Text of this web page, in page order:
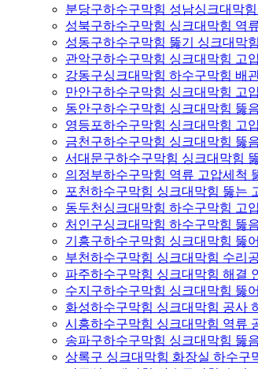
분당구하수구막힘 성남싱크대막
성북구하수구막힘 싱크대막힘 역
성동구하수구막힘 뚫기 싱크대막
관악구하수구막힘 싱크대막힘 고
강동구싱크대막힘 하수구막힘 배
만안구하수구막힘 싱크대막힘 고
동안구하수구막힘 싱크대막힘 뚫
영등포하수구막힘 싱크대막힘 고
금천구하수구막힘 싱크대막힘 뚫
서대문구하수구막힘 싱크대막힘
의정부하수구막힘 역류 고압세척
포천하수구막힘 싱크대막힘 뚫는
동두천싱크대막힘 하수구막힘 고
처인구싱크대막힘 하수구막힘 뚫
기흥구하수구막힘 싱크대막힘 뚫
부천하수구막힘 싱크대막힘 수리
파주하수구막힘 싱크대막힘 해결
수지구하수구막힘 싱크대막힘 뚫
화성하수구막힘 싱크대막힘 공사
시흥하수구막힘 싱크대막힘 역류
송파구하수구막힘 싱크대막힘 뚫
상록구 싱크대막힘 화장실 하수구